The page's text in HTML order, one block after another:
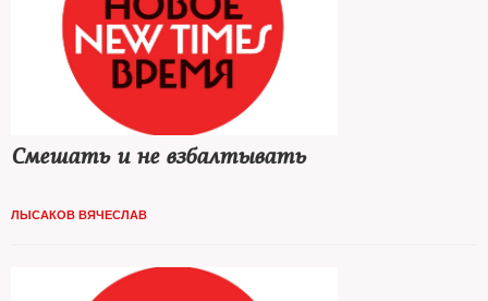
Смешать и не взбалтывать
ЛЫСАКОВ ВЯЧЕСЛАВ